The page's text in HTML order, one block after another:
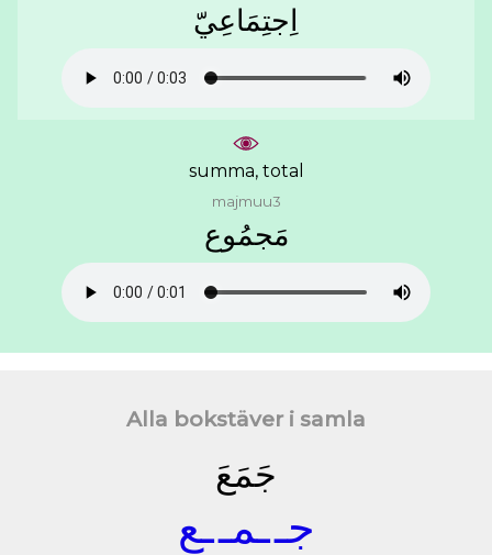
ﺍِﺟﺘِﻤَﺎﻋِﻲّ
summa, total
majmuu3
ﻣَﺠﻤُﻮﻉ
Alla bokstäver i samla
ﺟَﻤَﻊَ
ﺟــﻤــﻊ